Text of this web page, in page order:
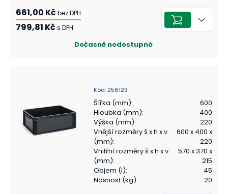
661,00 Kč bez DPH
799,81 Kč s DPH
Dočasně nedostupné
Kód: 256123
Šířka (mm):
600
Hloubka (mm):
400
Výška (mm):
220
Vnější rozměry š x h x v
(mm):
600 x 400 x
220
Vnitřní rozměry š x h x v
(mm):
570 x 370 x
215
Objem (l):
45
Nosnost (kg): 20